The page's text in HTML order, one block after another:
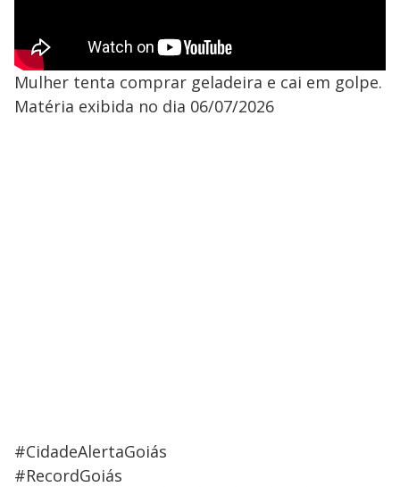
Mulher tenta comprar geladeira e cai em golpe.
Matéria exibida no dia 06/07/2026
#CidadeAlertaGoiás
#RecordGoiás